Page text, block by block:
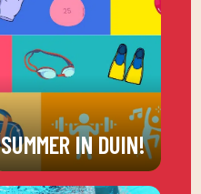
SUMMER IN DUIN!